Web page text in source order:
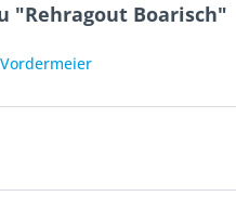
"Rehragout Boarisch"